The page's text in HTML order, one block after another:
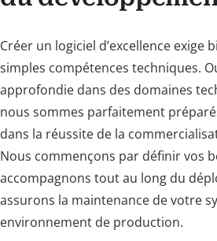
Créer un logiciel d’excellence exige
simples compétences techniques.
approfondie dans des domaines
nous sommes parfaitement
dans la réussite de la
Nous commençons par définir vos
accompagnons tout au long du
assurons la maintenance de votre
environnement de production.